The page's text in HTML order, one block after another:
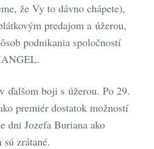
že Vy to dávno chápete),
predajom a úžerou,
podnikania spoločností
ďalšom boji s úžerou. Po 29.
premiér dostatok možností
dni Jozefa Buriana ako
zrátané.